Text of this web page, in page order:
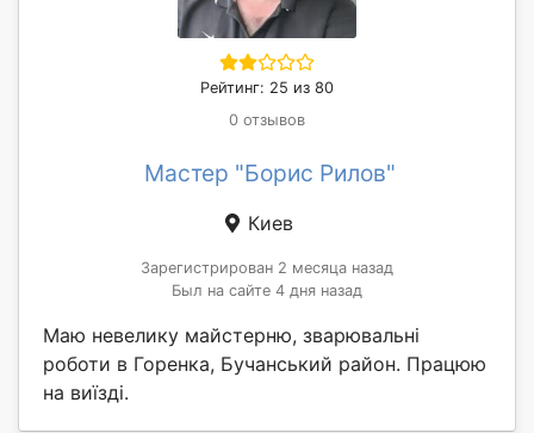
Рейтинг: 25 из 80
0 отзывов
Мастер "Борис Рилов"
Киев
Зарегистрирован 2 месяца назад
Был на сайте 4 дня назад
Маю невелику майстерню, зварювальні
роботи в Горенка, Бучанський район. Працюю
на виїзді.